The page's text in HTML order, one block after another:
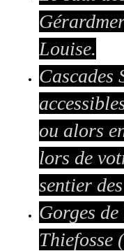
Louise.
Cascades
ou alors
lors de
sentier
Gorges
Thiefosse